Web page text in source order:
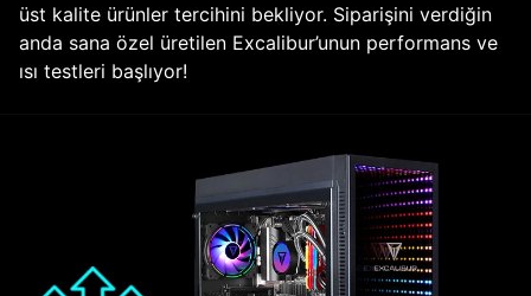
üst kalite ürünler tercihini bekliyor. Siparişini verdiğin
anda sana özel üretilen Excalibur’unun performans ve
ısı testleri başlıyor!